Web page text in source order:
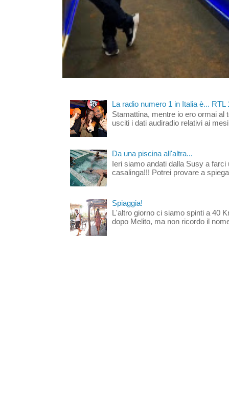
La radio numero 1 in Italia è... RTL
Stamattina, mentre io ero ormai al
usciti i dati audiradio relativi ai
Da una piscina all'altra...
Ieri siamo andati dalla Susy a
casalinga!!! Potrei provare a
Spiaggia!
L'altro giorno ci siamo spinti a 40
dopo Melito, ma non ricordo il